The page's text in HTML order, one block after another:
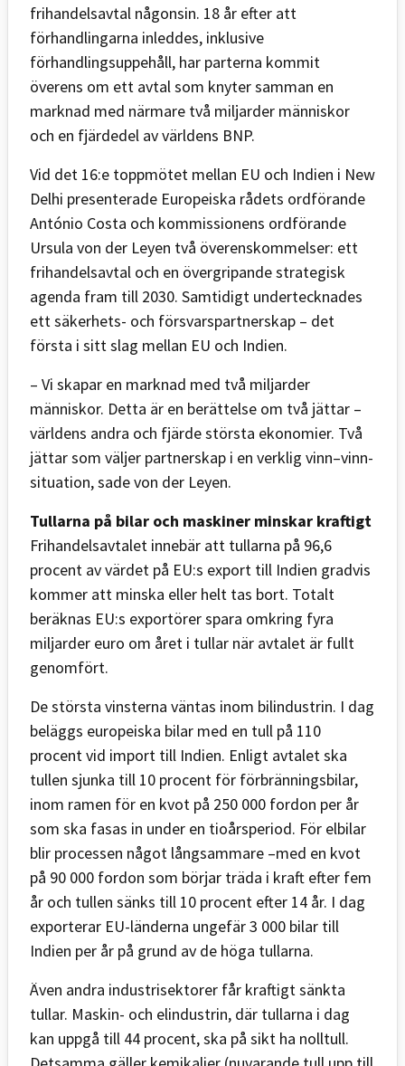
frihandelsavtal någonsin. 18 år efter att
förhandlingarna inleddes, inklusive
förhandlingsuppehåll, har parterna kommit
överens om ett avtal som knyter samman en
marknad med närmare två miljarder människor
och en fjärdedel av världens BNP.
Vid det 16:e toppmötet mellan EU och Indien i New
Delhi presenterade Europeiska rådets ordförande
António Costa och kommissionens ordförande
Ursula von der Leyen två överenskommelser: ett
frihandelsavtal och en övergripande strategisk
agenda fram till 2030. Samtidigt undertecknades
ett säkerhets- och försvarspartnerskap – det
första i sitt slag mellan EU och Indien.
– Vi skapar en marknad med två miljarder
människor. Detta är en berättelse om två jättar –
världens andra och fjärde största ekonomier. Två
jättar som väljer partnerskap i en verklig vinn–vinn-
situation, sade von der Leyen.
Tullarna på bilar och maskiner minskar kraftigt
Frihandelsavtalet innebär att tullarna på 96,6
procent av värdet på EU:s export till Indien gradvis
kommer att minska eller helt tas bort. Totalt
beräknas EU:s exportörer spara omkring fyra
miljarder euro om året i tullar när avtalet är fullt
genomfört.
De största vinsterna väntas inom bilindustrin. I dag
beläggs europeiska bilar med en tull på 110
procent vid import till Indien. Enligt avtalet ska
tullen sjunka till 10 procent för förbränningsbilar,
inom ramen för en kvot på 250 000 fordon per år
som ska fasas in under en tioårsperiod. För elbilar
blir processen något långsammare –med en kvot
på 90 000 fordon som börjar träda i kraft efter fem
år och tullen sänks till 10 procent efter 14 år. I dag
exporterar EU-länderna ungefär 3 000 bilar till
Indien per år på grund av de höga tullarna.
Även andra industrisektorer får kraftigt sänkta
tullar. Maskin- och elindustrin, där tullarna i dag
kan uppgå till 44 procent, ska på sikt ha nolltull.